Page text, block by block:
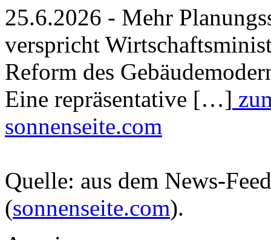
25.6.2026 - Mehr
verspricht
Reform des
Eine repräsentative […]
sonnenseite.com
Quelle: aus dem News-
(sonnenseite.com).